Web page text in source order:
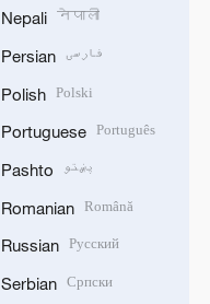
Nepali नेपाली
Persian فارسی
Polish Polski
Portuguese Português
Pashto پښتو
Romanian Română
Russian Русский
Serbian Српски